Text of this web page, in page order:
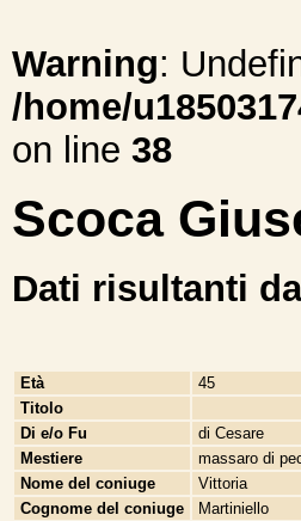
Warning:
/home/
on line 38
Scoca
Dati risultanti
Età
45
Titolo
Di e/o Fu
di Cesare
Mestiere
massaro di
Nome del coniuge
Vittoria
Cognome del coniuge
Martiniello